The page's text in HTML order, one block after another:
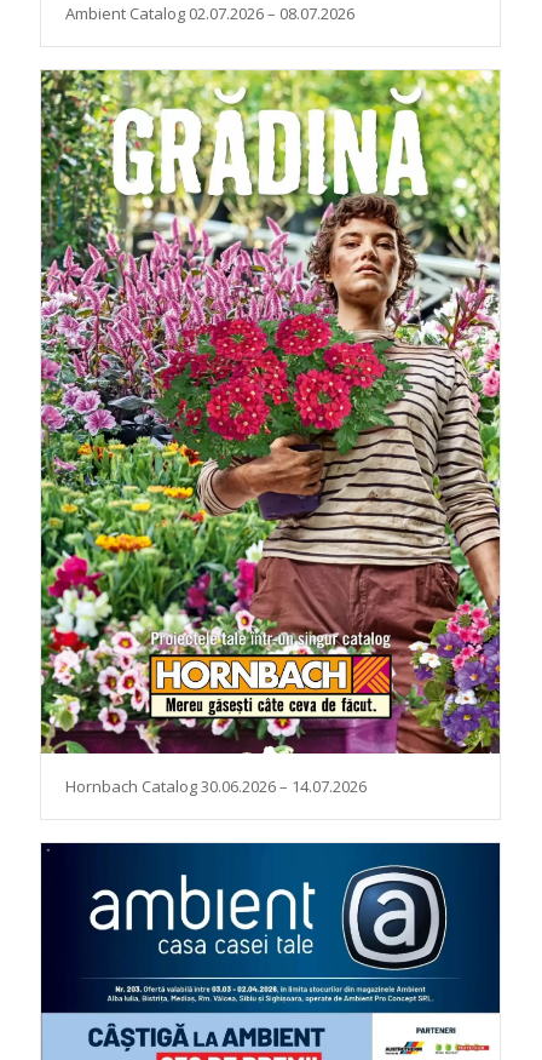
Ambient Catalog 02.07.2026 – 08.07.2026
Hornbach Catalog 30.06.2026 – 14.07.2026